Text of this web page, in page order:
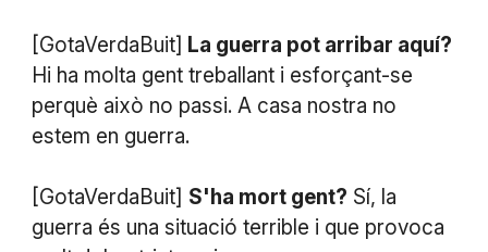
[GotaVerdaBuit] La guerra pot arribar aquí?
Hi ha molta gent treballant i esforçant-se
perquè això no passi. A casa nostra no
estem en guerra.
[GotaVerdaBuit] S'ha mort gent? Sí, la
guerra és una situació terrible i que provoca